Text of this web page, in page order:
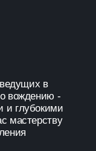
в
вождению -
и глубокими
мастерству